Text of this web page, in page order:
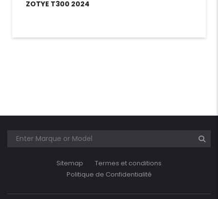
ZOTYE T300 2024
Sitemap
Termes et conditions
Politique de Confidentialité